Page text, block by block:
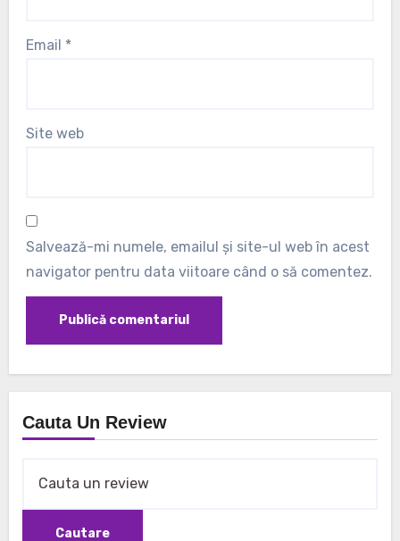
Email *
Site web
Salvează-mi numele, emailul și site-ul web în acest
navigator pentru data viitoare când o să comentez.
Cauta Un Review